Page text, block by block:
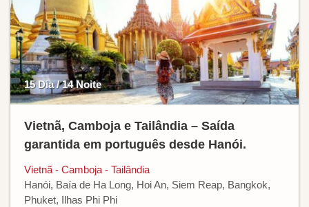
15 Dia / 14 Noite
Vietnã, Camboja e Tailândia – Saída
garantida em português desde Hanói.
Vietnã - Camboja - Tailândia
Hanói, Baía de Ha Long, Hoi An, Siem Reap, Bangkok,
Phuket, Ilhas Phi Phi